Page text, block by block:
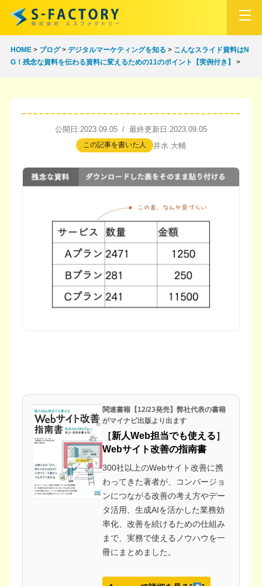
HOME> ブログ> デジタルマーケティングを知る > こんなスライド資料はN
G！残念な資料を伝わる資料に変えるための11のポイント【実例付き】
>
公開日:2023.09.05 / 最終更新日:2023.09.05
この記事を書いた人 井水 大輔
関連書籍【12/23発売】弊社代表の書籍
がマイナビ出版より出ます
［新人Web担当でも使える］
Webサイト改善の指南書
300社以上のWebサイト改善に携
わってきた著者が、コンバージョ
ンにつながる改善の考え方やデー
タ活用、生成AIを活かした業務効
率化、改善を続けるための仕組み
まで、実務で使えるノウハウを一
冊にまとめました。